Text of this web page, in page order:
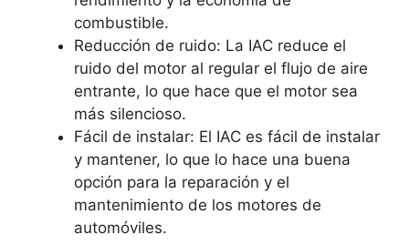
combustible.
Reducción de ruido: La IAC reduce el
ruido del motor al regular el flujo de aire
entrante, lo que hace que el motor sea
más silencioso.
Fácil de instalar: El IAC es fácil de instalar
y mantener, lo que lo hace una buena
opción para la reparación y el
mantenimiento de los motores de
automóviles.